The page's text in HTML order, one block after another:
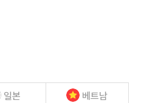
일본 베트남